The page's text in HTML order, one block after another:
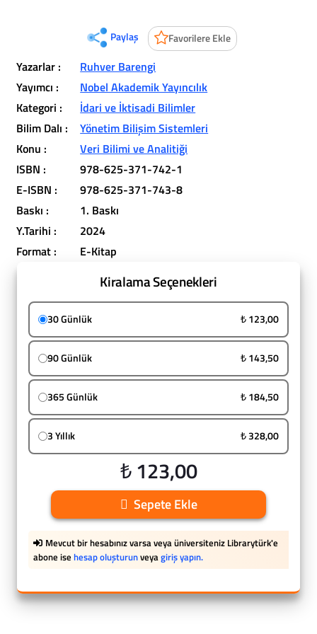
Paylaş Favorilere Ekle
Yazarlar :
Ruhver Barengi
Yayımcı :
Nobel Akademik Yayıncılık
Kategori :
İdari ve İktisadi Bilimler
Bilim Dalı :
Yönetim Bilişim Sistemleri
Konu :
Veri Bilimi ve Analitiği
ISBN :
978-625-371-742-1
E-ISBN :
978-625-371-743-8
Baskı :
1. Baskı
Y.Tarihi :
2024
Format :
E-Kitap
Kiralama Seçenekleri
30 Günlük ₺ 123,00
90 Günlük ₺ 143,50
365 Günlük ₺ 184,50
3 Yıllık ₺ 328,00
₺ 123,00
Sepete Ekle
Mevcut bir hesabınız varsa veya üniversiteniz Librarytürk'e
abone ise hesap oluşturunveyagiriş yapın.